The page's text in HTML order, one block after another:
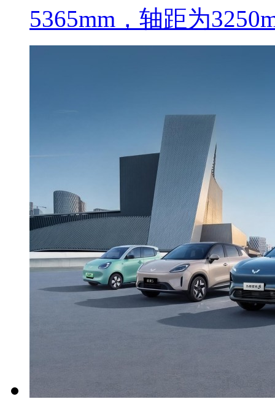
5365mm，轴距为